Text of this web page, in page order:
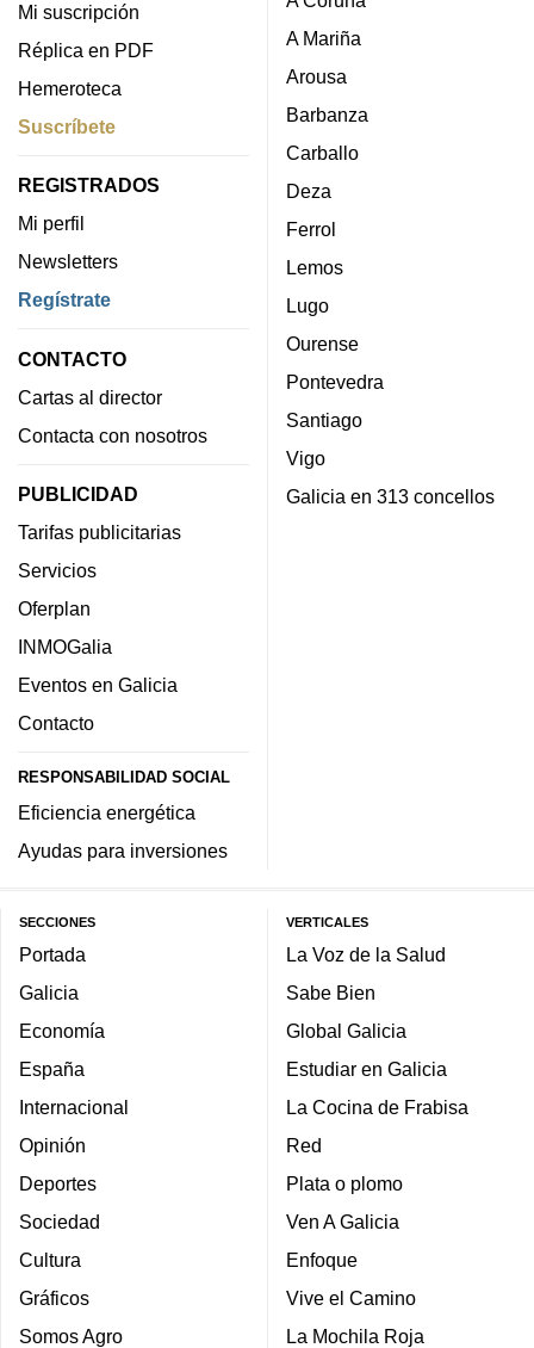
Mi suscripción
Réplica en PDF
Hemeroteca
Suscríbete
REGISTRADOS
Mi perfil
Newsletters
Regístrate
CONTACTO
Cartas al director
Contacta con nosotros
PUBLICIDAD
Tarifas publicitarias
Servicios
Oferplan
INMOGalia
Eventos en Galicia
Contacto
RESPONSABILIDAD SOCIAL
Eficiencia energética
Ayudas para inversiones
A Mariña
Arousa
Barbanza
Carballo
Deza
Ferrol
Lemos
Lugo
Ourense
Pontevedra
Santiago
Vigo
Galicia en 313 concellos
SECCIONES
Portada
Galicia
Economía
España
Internacional
Opinión
Deportes
Sociedad
Cultura
Gráficos
Somos Agro
VERTICALES
La Voz de la Salud
Sabe Bien
Global Galicia
Estudiar en Galicia
La Cocina de Frabisa
Red
Plata o plomo
Ven A Galicia
Enfoque
Vive el Camino
La Mochila Roja